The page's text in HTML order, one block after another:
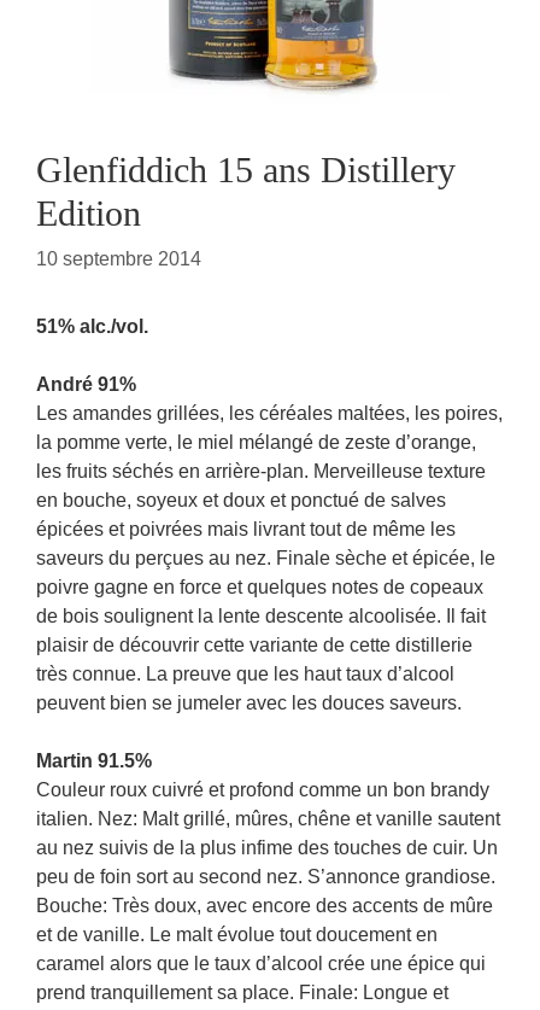
Glenfiddich 15 ans Distillery
Edition
10 septembre 2014
51% alc./vol.
André 91%
Les amandes grillées, les céréales maltées, les poires,
la pomme verte, le miel mélangé de zeste d’orange,
les fruits séchés en arrière-plan. Merveilleuse texture
en bouche, soyeux et doux et ponctué de salves
épicées et poivrées mais livrant tout de même les
saveurs du perçues au nez. Finale sèche et épicée, le
poivre gagne en force et quelques notes de copeaux
de bois soulignent la lente descente alcoolisée. Il fait
plaisir de découvrir cette variante de cette distillerie
très connue. La preuve que les haut taux d’alcool
peuvent bien se jumeler avec les douces saveurs.
Martin 91.5%
Couleur roux cuivré et profond comme un bon brandy
italien. Nez: Malt grillé, mûres, chêne et vanille sautent
au nez suivis de la plus infime des touches de cuir. Un
peu de foin sort au second nez. S’annonce grandiose.
Bouche: Très doux, avec encore des accents de mûre
et de vanille. Le malt évolue tout doucement en
caramel alors que le taux d’alcool crée une épice qui
prend tranquillement sa place. Finale: Longue et